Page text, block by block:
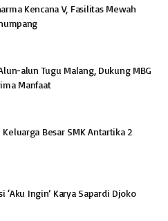
Kencana V, Fasilitas Mewah
alun Tugu Malang, Dukung MBG
Manfaat
Besar SMK Antartika 2
‘Aku Ingin’ Karya Sapardi Djoko